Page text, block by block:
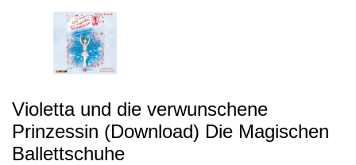
Violetta und die verwunschene
Prinzessin (Download) Die Magischen
Ballettschuhe